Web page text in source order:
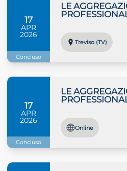
17
APR
2026
Concluso
LE
Treviso (TV)
17
APR
2026
Concluso
LE
Online